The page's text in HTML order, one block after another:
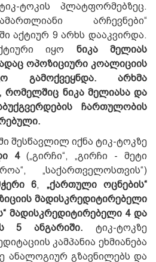
ტოკის პლატფორმებზეც.
არჩევნები“
აქტიურ 9 არხს დააკვირდა.
იყო ნიკა მელიას
ოპოზიციური კოალიციის
გამოქვეყნდა. არხმა
რომელშიც ნიკა მელიასა და
ჩართულობის
შესწავლილ იქნა ტიკ-ტოკზე
4(„გირჩი“, „გირჩი - მეტი
„საქართველოსთვის“)
6, „ქართული ოცნების“
მადისკრედიტირებელი
მადისკრედიტირებელი 4 და
5 ანგარიში. ტიკ-ტოკზე
კამპანია ეხმიანება
ანალოგიურ გზავნილებს და